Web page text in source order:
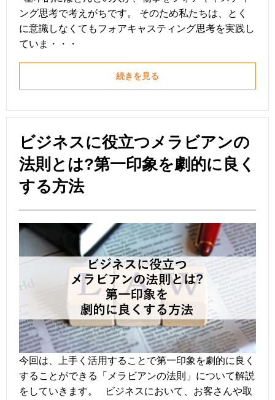
ング思考で考えがちです。 そのため私たちは、とく
に意識しなくてもフォアキャスティング思考を実践し
ていま・・・
続きを見る
ビジネスに役立つメラビアンの
法則とは?第一印象を劇的に良く
する方法
今回は、上手く活用することで第一印象を劇的に良く
することができる「メラビアンの法則」について解説
をしていきます。 ビジネスにおいて、お客さんや取